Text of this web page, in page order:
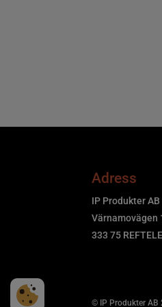
Adress
IP Produkter AB
Värnamovägen
333 75 REFTELE
© IP Produkter AB